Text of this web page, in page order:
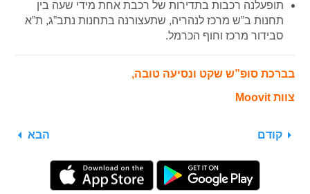
תופעלנה רכבות בתדירות של רכבת אחת מידי שעה בין
תחנות ב”ש מרכז לנהריה, שתעצורנה בתחנות נתב”ג, ת”א
סבידור מרכז וחוף הכרמל.
בברכת סופ”ש שקט ונסיעה טובה,
צוות Moovit
קודם הבא